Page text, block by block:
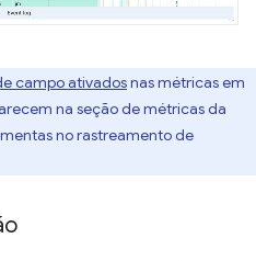
campo ativadosnas métricas em
na seção de métricas da
no rastreamento de